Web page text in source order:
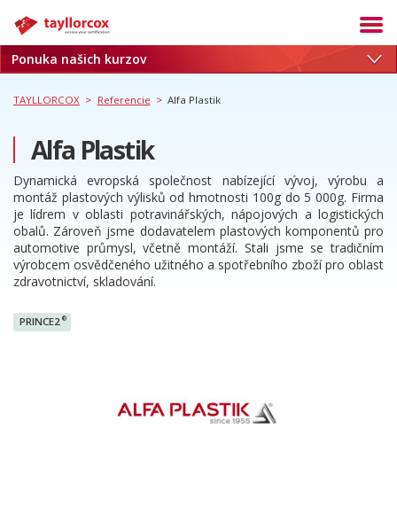
Akadémia
Termíny
Služby
Kariéra
Blog
O nás
Referencie
Kontakt
Ponuka našich kurzov
TAYLLORCOX > Referencie > Alfa Plastik
Alfa Plastik
Dynamická evropská společnost nabízející vývoj, výrobu a
montáž plastových výlisků od hmotnosti 100g do 5 000g. Firma
je lídrem v oblasti potravinářských, nápojových a logistických
obalů. Zároveň jsme dodavatelem plastových komponentů pro
automotive průmysl, včetně montáží. Stali jsme se tradičním
výrobcem osvědčeného užitného a spotřebního zboží pro oblast
zdravotnictví, skladování.
PRINCE2 ®